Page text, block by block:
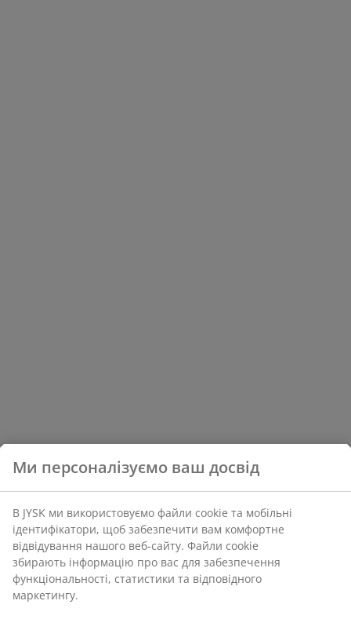
Ми персоналізуємо ваш досвід
В JYSK ми використовуємо файли cookie та мобільні
ідентифікатори, щоб забезпечити вам комфортне
відвідування нашого веб-сайту. Файли cookie
збирають інформацію про вас для забезпечення
функціональності, статистики та відповідного
маркетингу.